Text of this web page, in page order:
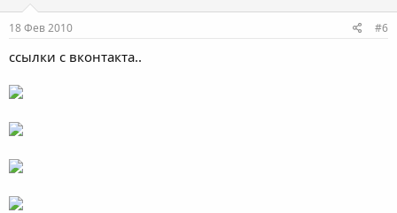
18 Фев 2010 #6
ссылки с вконтакта..